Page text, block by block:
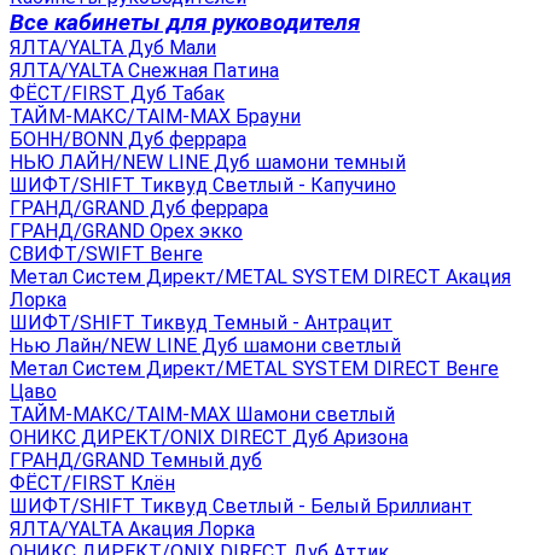
Все кабинеты для руководителя
ЯЛТА/YALTA Дуб Мали
ЯЛТА/YALTA Снежная Патина
ФЁСТ/FIRST Дуб Табак
ТАЙМ-МАКС/TAIM-MAX Брауни
БОНН/BONN Дуб феррара
НЬЮ ЛАЙН/NEW LINE Дуб шамони темный
ШИФТ/SHIFT Тиквуд Светлый - Капучино
ГРАНД/GRAND Дуб феррара
ГРАНД/GRAND Орех экко
СВИФТ/SWIFT Венге
Метал Систем Директ/METAL SYSTEM DIRECT Акация
Лорка
ШИФТ/SHIFT Тиквуд Темный - Антрацит
Нью Лайн/NEW LINE Дуб шамони светлый
Метал Систем Директ/METAL SYSTEM DIRECT Венге
Цаво
ТАЙМ-МАКС/TAIM-MAX Шамони светлый
ОНИКС ДИРЕКТ/ONIX DIRECT Дуб Аризона
ГРАНД/GRAND Темный дуб
ФЁСТ/FIRST Клён
ШИФТ/SHIFT Тиквуд Светлый - Белый Бриллиант
ЯЛТА/YALTA Акация Лорка